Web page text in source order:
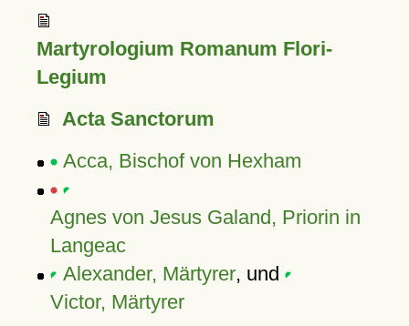
Martyrologium Romanum Flori-
Legium
Acta Sanctorum
Acca, Bischof von Hexham
Agnes von Jesus Galand, Priorin in
Langeac
Alexander, Märtyrer, und
Victor, Märtyrer